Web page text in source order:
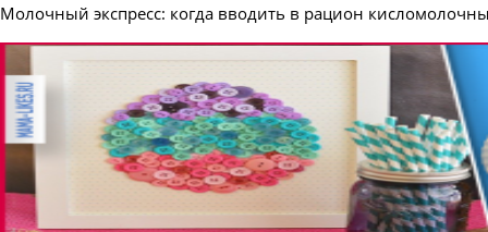
Молочный экспресс: когда вводить в рацион